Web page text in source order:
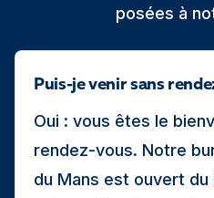
posées à
Puis-je venir sans
Oui : vous êtes le
rendez-vous. Notre
du Mans est ouvert du